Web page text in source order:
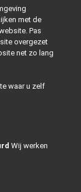
met de
Pas
overgezet
net zo lang
waar u zelf
Wij werken